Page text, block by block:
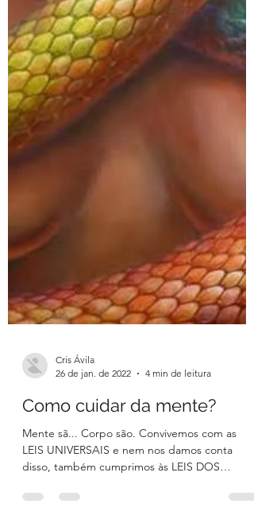
Cris Ávila
Como cuidar da mente?
Mente sã... Corpo são. Convivemos com as
LEIS UNIVERSAIS e nem nos damos conta